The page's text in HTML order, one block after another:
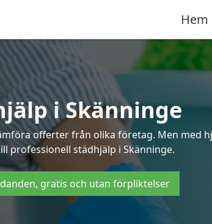
Hem
i Skänninge
offerter från olika företag. Men med
professionell städhjälp i Skänninge.
gratis och utan förpliktelser